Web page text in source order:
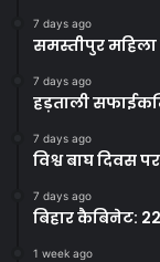
7 days ago
समस्तीपुर
7 days ago
हड़ताली
7 days ago
विश्व बाघ दिवस
7 days ago
बिहार कैबिनेट:
1 week ago